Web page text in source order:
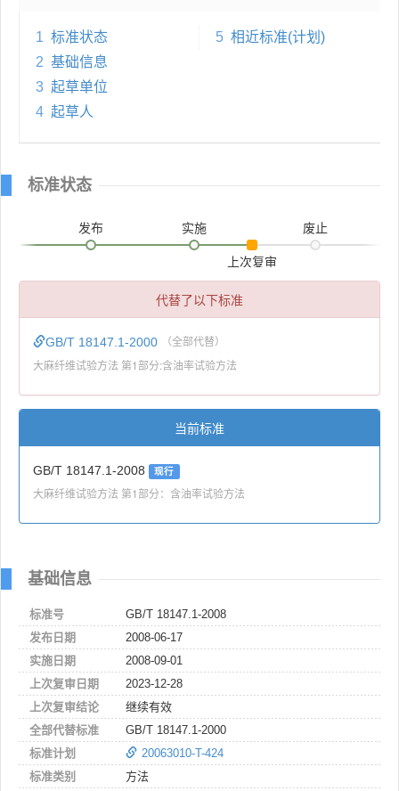
1 标准状态
2 基础信息
3 起草单位
4 起草人
5 相近标准(计划)
标准状态
发布 实施
上次复审
废止
代替了以下标准
GB/T 18147.1-2000 （全部代替）
大麻纤维试验方法 第1部分:含油率试验方法
当前标准
GB/T 18147.1-2008 现行
大麻纤维试验方法 第1部分：含油率试验方法
基础信息
标准号
GB/T 18147.1-2008
发布日期
2008-06-17
实施日期
2008-09-01
上次复审日期
2023-12-28
上次复审结论
继续有效
全部代替标准
GB/T 18147.1-2000
标准计划
20063010-T-424
标准类别
方法